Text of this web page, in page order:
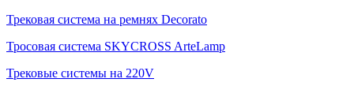
Трековая система на ремнях Decorato
Тросовая система SKYCROSS ArteLamp
Трековые системы на 220V